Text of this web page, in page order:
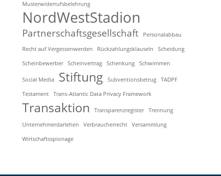
Musterwiderrufsbelehrung
NordWestStadion
Partnerschaftsgesellschaft Personalabbau
Recht auf Vergessenwerden Rückzahlungsklauseln Scheidung
Scheinbewerber Scheinvertrag Schenkung Schwimmen
Social Media Stiftung Subventionsbetrug TADPF
Testament Trans-Atlantic Data Privacy Framework
Transaktion Transparenzregister Trennung
Unternehmerdarlehen Verbraucherrecht Versammlung
Wirtschaftsspionage